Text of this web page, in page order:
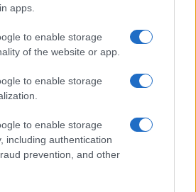
apps.
to enable storage
of the website or app.
to enable storage
to enable storage
including authentication
prevention, and other
tra borghi, mare e